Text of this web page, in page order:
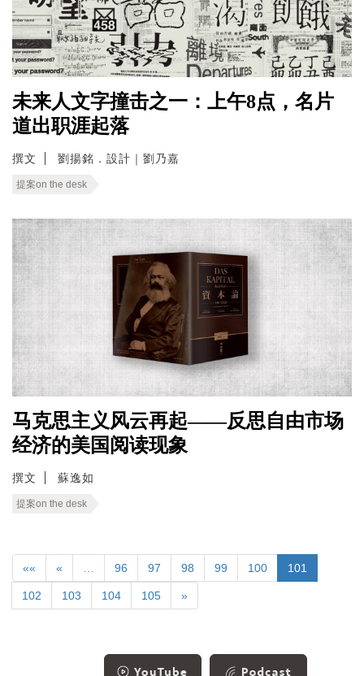
未来人文字撞击之一：上午8点，名片
道出职涯起落
撰文 劉揚銘．設計｜劉乃嘉
提案on the desk
马克思主义风云再起——反思自由市场
经济的美国阅读现象
撰文 蘇逸如
提案on the desk
«« « 96 97 98 99 100 101
102 103 104 105 »